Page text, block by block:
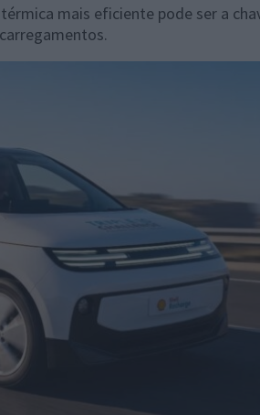
mais eficiente pode ser a